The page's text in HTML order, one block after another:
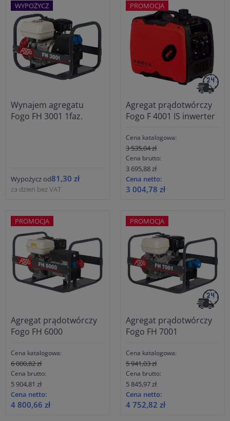
Wynajem agregatu
Fogo FH 3001 1faz.
Wypożycz od81,30 zł
za dzień bez VAT
WYPOŻYCZ
Agregat prądotwórczy
Fogo F 4001 IS inwerter
Cena katalogowa:
3 535,04 zł
Cena brutto:
3 695,88 zł
Cena netto:
3 004,78 zł
PROMOCJA
Agregat prądotwórczy
Fogo FH 6000
Cena katalogowa:
6 000,82 zł
Cena brutto:
5 904,81 zł
Cena netto:
4 800,66 zł
PROMOCJA
Agregat prądotwórczy
Fogo FH 7001
Cena katalogowa:
5 941,03 zł
Cena brutto:
5 845,97 zł
Cena netto:
4 752,82 zł
PROMOCJA